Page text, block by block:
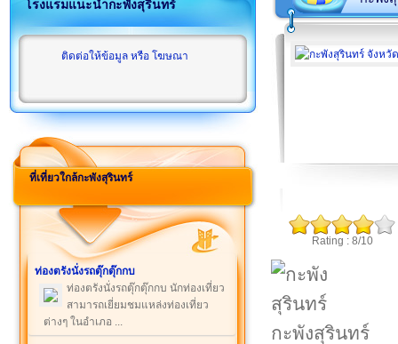
โรงแรมแนะนำกะพังสุรินทร์
ติดต่อให้ข้อมูล หรือ โฆษณา
ที่เที่ยวใกล้กะพังสุรินทร์
ท่องตรังนั่งรถตุ๊กตุ๊กกบ
ท่องตรังนั่งรถตุ๊กตุ๊กกบ นักท่องเที่ยว
สามารถเยี่ยมชมแหล่งท่องเที่ยว
ต่างๆ ในอำเภอ ...
Rating : 8/10
กะพังสุรินทร์